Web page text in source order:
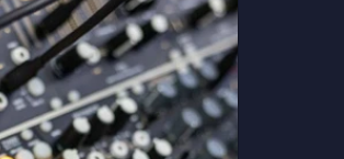
die Sonne unterging.
mischte sich mit
Lila und Blau – die
für ein paar Minuten in
Meer aus Musik und
in einer Kleingartenanlage